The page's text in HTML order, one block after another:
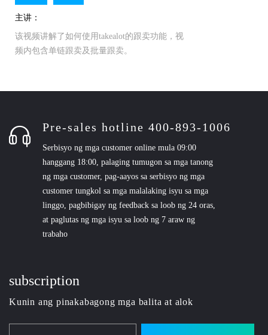
主讲：
该视频讲解了如何使用takealot的跟卖功能，视
频内包含单链跟卖及批量跟卖。
Pre-sales hotline 400-893-1006
Serbisyo ng mga customer online mula 09:00
hanggang 18:00, palaging tumugon sa mga tanong
ng mga customer, pag-aayos sa serbisyo ng mga
customer tungkol sa mga malalaking isyu sa mga
linggo, pagbibigay ng feedback sa loob ng 24 oras,
at paglutas ng mga isyu sa loob ng 7 araw ng
trabaho
subscription
Kunin ang pinakabagong mga balita at alok